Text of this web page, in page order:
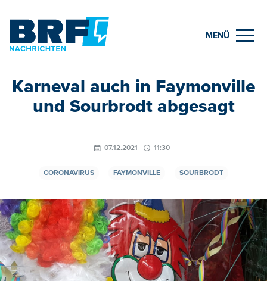
MENÜ
Karneval auch in Faymonville
und Sourbrodt abgesagt
07.12.2021 11:30
CORONAVIRUS FAYMONVILLE SOURBRODT